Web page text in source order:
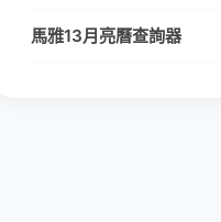
馬雅13月亮曆查詢器